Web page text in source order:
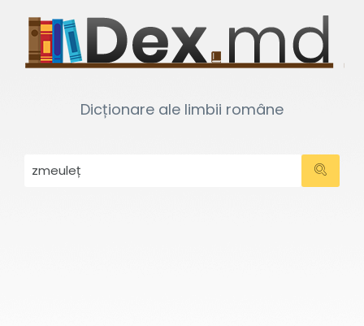
Dicționare ale limbii române